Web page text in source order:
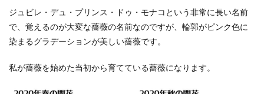
ジュビレ・デュ・プリンス・ドゥ・モナコという非常に長い名前
で、覚えるのが大変な薔薇の名前なのですが、輪郭がピンク色に
染まるグラデーションが美しい薔薇です。
私が薔薇を始めた当初から育てている薔薇になります。